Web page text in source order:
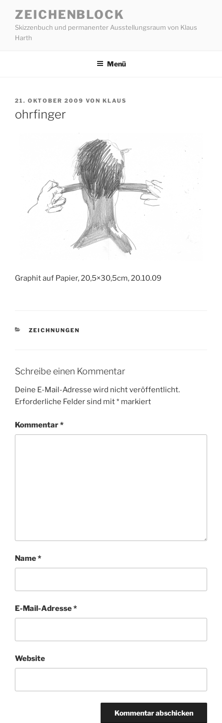
Inhalt
springen
ZEICHENBLOCK
Skizzenbuch und permanenter Ausstellungsraum von Klaus
Harth
Menü
VERÖFFENTLICHT
AM
21. OKTOBER 2009 VON KLAUS
ohrfinger
Graphit auf Papier, 20,5×30,5cm, 20.10.09
KATEGORIEN
ZEICHNUNGEN
Schreibe einen Kommentar
Deine E-Mail-Adresse wird nicht veröffentlicht.
Erforderliche Felder sind mit* markiert
Kommentar*
Name*
E-Mail-Adresse*
Website